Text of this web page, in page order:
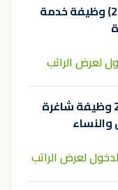
شركة اكستنسيا تعلن (200) وظيفة خدمة
لعرض الراتب
شركة إكستنسيا تعلن 200 وظيفة شاغرة
لعرض الراتب